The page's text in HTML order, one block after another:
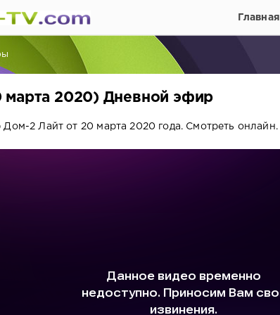
Главная
2020) Дневной эфир
2 Лайт от 20 марта 2020 года. Смотреть онлайн.